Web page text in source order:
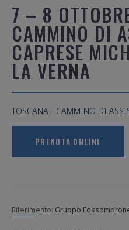
7 – 8
CAMMINO DI
CAPRESE
LA VERNA
TOSCANA - CAMMINO DI
PRENOTA ONLINE
Riferimento: Gruppo